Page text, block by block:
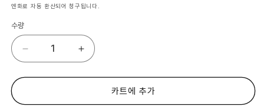
엔화로 자동 환산되어 청구됩니다.
수량
2
류
약
(제
2
류
약
카트에 추가